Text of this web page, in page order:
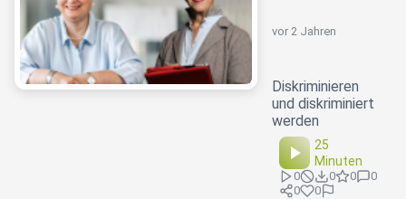
vor 2 Jahren
Diskriminieren
und diskriminiert
werden
25
Minuten
0 0 0
0
0
0